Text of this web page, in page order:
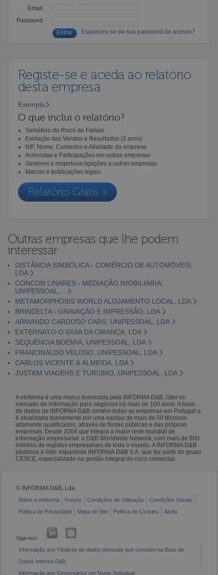
Email
Password
Esqueceu-se da sua password de acesso?
Registe-se e aceda ao relatório
desta empresa
Exemplo
O que inclui o relatório?
Semáforo do Risco de Failure
Evolução das Vendas e Resultados (3 anos)
NIF, Nome, Contactos e Atividade da empresa
Acionistas e Participações em outras empresas
Gestores e respetivas ligações a outras empresas
Marcas e publicações legais
Relatório Grátis »
Outras empresas que lhe podem
interessar
DISTÂNCIA SIMBÓLICA - COMÉRCIO DE AUTOMÓVEIS,
LDA
CONCON LINARES - MEDIAÇÃO IMOBILIÁRIA,
UNIPESSOAL,...
METAMORPHOSIS WORLD ALOJAMENTO LOCAL, LDA
BRINDELTA - GRAVAÇÃO E IMPRESSÃO, LDA
ARMANDO CARDOSO CARS, UNIPESSOAL, LDA
EXTERNATO-O GUIA DA CRIANÇA, LDA
SEQUÊNCIA BOÉMIA, UNIPESSOAL, LDA
FRANCINALDO VELOSO, UNIPESSOAL, LDA
CARLOS VICENTE & ALMEIDA, LDA
JUSTKM VIAGENS E TURISMO, UNIPESSOAL, LDA
A eInforma é uma marca licenciada pela INFORMA D&B, líder no
mercado de informação para negócios há mais de 100 anos. A base
de dados da INFORMA D&B contém todas as empresas em Portugal e
é atualizada diariamente por uma equipa de mais de 50 técnicos
altamente qualificados, através de fontes públicas e das próprias
empresas. Desde 2004 que integra a maior rede mundial de
informação empresarial: a D&B Worldwide Network, com mais de 600
milhões de registos empresariais de todo o mundo. A INFORMA D&B
pertence à líder espanhola INFORMA D&B S.A. que faz parte do grupo
CESCE, especializado na gestão integral do risco comercial.
© INFORMA D&B, Lda
Sobre a eInforma Preços Condições de Utilização
Condições Gerais
Política de Privacidade
Mapa do Site Política de Cookies Ajuda
Siga-nos:
Informação aos Titulares de dados pessoais que constam na Base de
Dados Informa D&B
Informação aos Empresários em Nome Individual